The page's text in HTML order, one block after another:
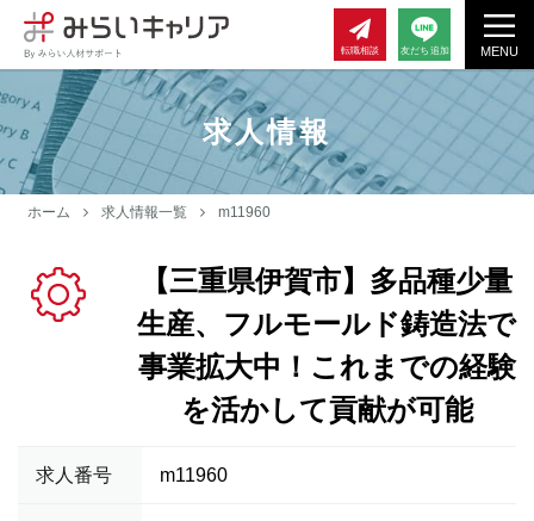
MENU
転職相談 友だち追加
求人情報
ホーム 求人情報一覧 m11960
【三重県伊賀市】多品種少量
生産、フルモールド鋳造法で
事業拡大中！これまでの経験
を活かして貢献が可能
求人番号 m11960